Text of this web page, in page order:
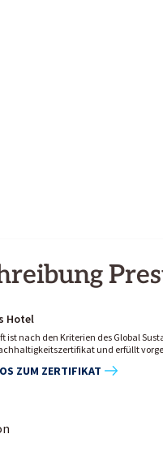
Hotel
ist nach den Kriterien des Global
und erfüllt
ZUM ZERTIFIKAT